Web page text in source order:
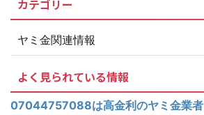
カテゴリー
ヤミ金関連情報
よく見られている情報
07044757088は高金利のヤミ金業者